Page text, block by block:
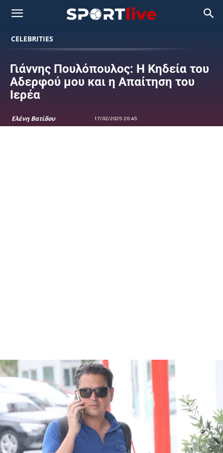
CELEBRITIES
Γιάννης Πουλόπουλος: Η Κηδεία του
Αδερφού μου και η Απαίτηση του
Ιερέα
Ελένη Βατίδου 17/02/2025 20:45